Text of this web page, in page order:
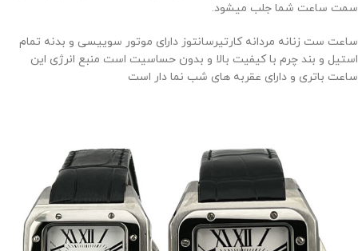
سمت ساعت شما جلب میشود.
ساعت ست زنانه مردانه کارتیرسانتوز دارای موتور سوییسی و بدنه تمام
استیل و بند چرم با کیفیت بالا و بدون حساسیت است منبع انرژی این
ساعت باتری و دارای عقربه های شب نما دار است